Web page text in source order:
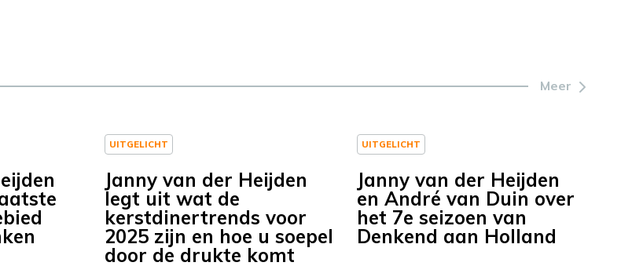
Meer
UITGELICHT
Janny van der Heijden
legt uit wat de
kerstdinertrends voor
2025 zijn en hoe u soepel
door de drukte komt
UITGELICHT
Janny van der Heijden
en André van Duin over
het 7e seizoen van
Denkend aan Holland